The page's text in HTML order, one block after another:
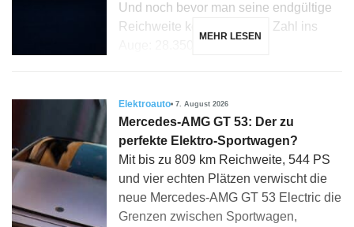
Und noch bevor man seine endgültige
Reichweite kennt, fällt eine Zahl ins
MEHR LESEN
Elektroauto 7. August 2026
Mercedes-AMG GT 53: Der zu
perfekte Elektro-Sportwagen?
Mit bis zu 809 km Reichweite, 544 PS
und vier echten Plätzen verwischt die
neue Mercedes-AMG GT 53 Electric die
Grenzen zwischen Sportwagen,